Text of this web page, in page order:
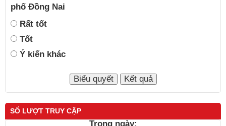
phố Đồng Nai
Rất tốt
Tốt
Ý kiến khác
SỐ LƯỢT TRUY CẬP
Trong ngày: